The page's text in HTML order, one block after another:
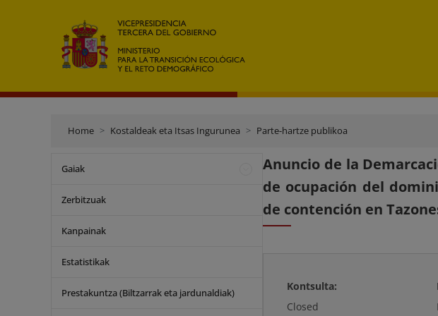
Home Kostaldeak eta Itsas Ingurunea Parte-hartze publikoa
Gaiak
Zerbitzuak
Kanpainak
Estatistikak
Prestakuntza (Biltzarrak eta jardunaldiak)
Anuncio de la
de ocupación del
de contención en
Kontsulta:
Closed